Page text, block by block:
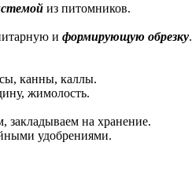
из питомников.
и формирующую обрезку.
канны, каллы.
жимолость.
закладываем на хранение.
удобрениями.